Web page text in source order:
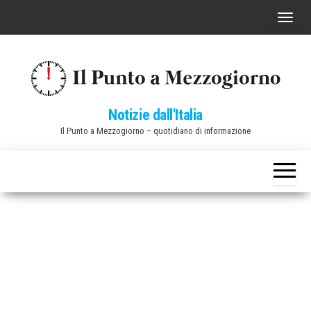
C
a
v
Notizie dall'Italia
Il Punto a Mezzogiorno – quotidiano di informazione